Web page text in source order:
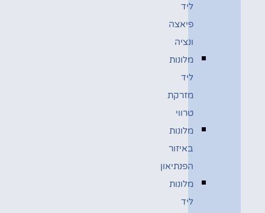
ליד
פיאצה
ונציה
מלונות
ליד
מזרקת
טרווי
מלונות
באיזור
הפנתיאון
מלונות
ליד